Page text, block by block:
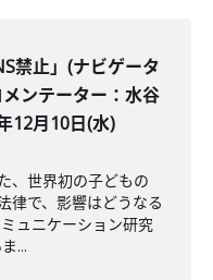
禁止」(ナビゲータ
ンテーター：水谷
12月10日(水)
、世界初の子どもの
律で、影響はどうなる
ュニケーション研究
...